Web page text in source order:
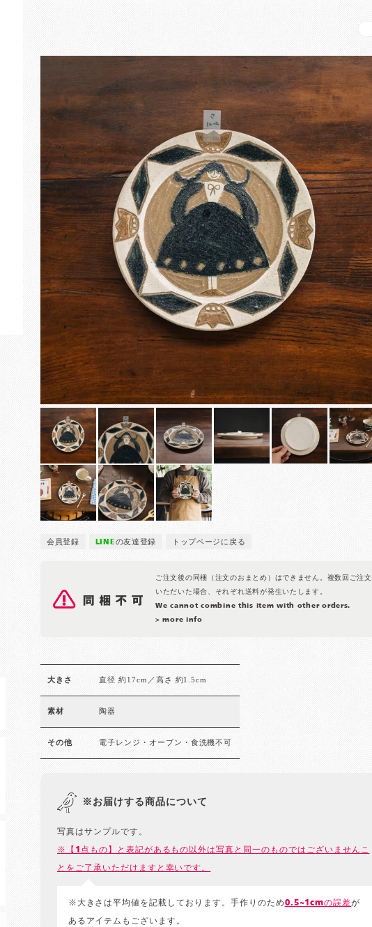
会員登録 LINEの友達登録 トップページに戻る
ご注文後の同梱（注文のおまとめ）はできません。複数回ご注文
いただいた場合、それぞれ送料が発生いたします。
We cannot combine this item with other orders.
> more info
大きさ 直径 約17cm／高さ 約1.5cm
素材 陶器
その他 電子レンジ・オーブン・食洗機不可
※お届けする商品について
写真はサンプルです。
※【1点もの】と表記があるもの以外は写真と同一のものではございませんこ
とをご了承いただけますと幸いです。
※大きさは平均値を記載しております。手作りのため0.5~1cmの誤差が
あるアイテムもございます。